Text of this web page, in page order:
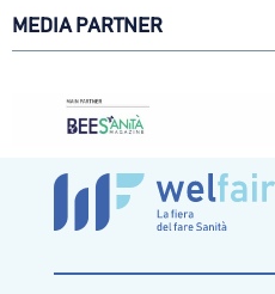
MEDIA PARTNER